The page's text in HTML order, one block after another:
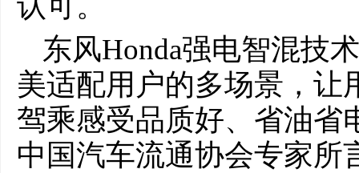
东风Honda强电智混技
美适配用户的多场景，让
驾乘感受品质好、省油省
中国汽车流通协会专家所